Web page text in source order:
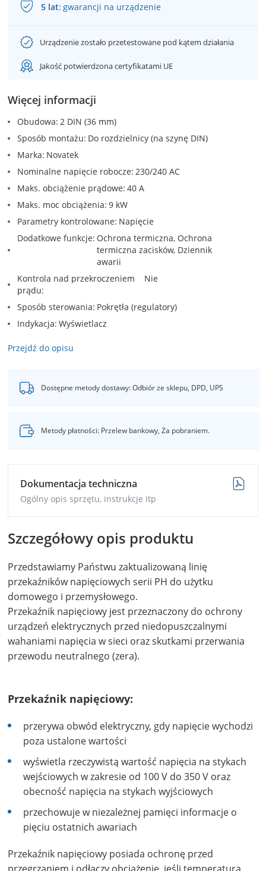
5 lat: gwarancji na urządzenie
Urządzenie zostało przetestowane pod kątem działania
Jakość potwierdzona certyfikatami UE
Więcej informacji
Obudowa 2 DIN (36 mm)
Sposób montażu Do rozdzielnicy (na szynę DIN)
Marka Novatek
Nominalne napięcie robocze 230/240 AC
Maks. obciążenie prądowe 40 A
Maks. moc obciążenia 9 kW
Parametry kontrolowane Napięcie
Dodatkowe funkcje Ochrona termiczna, Ochrona
termiczna zacisków, Dziennik
awarii
Kontrola nad przekroczeniem
prądu
Nie
Sposób sterowania Pokrętła (regulatory)
Indykacja Wyświetlacz
Przejdź do opisu
Dostępne metody dostawy: Odbiór ze sklepu, DPD, UPS
Metody płatności: Przelew bankowy, Za pobraniem.
Dokumentacja techniczna
Ogólny opis sprzętu, instrukcje itp
Szczegółowy opis produktu
Przedstawiamy Państwu zaktualizowaną linię
przekaźników napięciowych serii PH do użytku
domowego i przemysłowego.
Przekaźnik napięciowy jest przeznaczony do ochrony
urządzeń elektrycznych przed niedopuszczalnymi
wahaniami napięcia w sieci oraz skutkami przerwania
przewodu neutralnego (zera).
Przekaźnik napięciowy:
przerywa obwód elektryczny, gdy napięcie wychodzi
poza ustalone wartości
wyświetla rzeczywistą wartość napięcia na stykach
wejściowych w zakresie od 100 V do 350 V oraz
obecność napięcia na stykach wyjściowych
przechowuje w niezależnej pamięci informacje o
pięciu ostatnich awariach
Przekaźnik napięciowy posiada ochronę przed